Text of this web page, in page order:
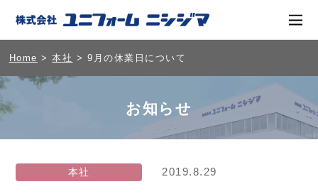
Home >本社 > 9月の休業日について
お知らせ
本社 2019.8.29